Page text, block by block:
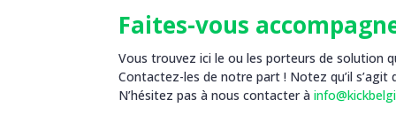
Faites-vous
Vous trouvez ici le ou les porteurs de solution
Contactez-les de notre part ! Notez qu’il
N’hésitez pas à nous contacter à